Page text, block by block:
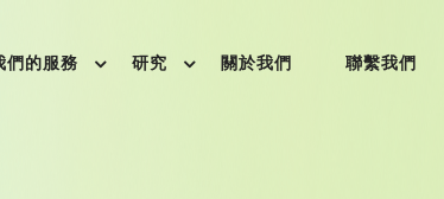
們的服務 研究 關於我們 聯繫我們